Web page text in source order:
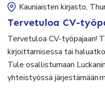
Kauniaisten kirjasto,
Tervetuloa CV-
Tervetuloa CV-työpajaan!
kirjoittamisessa tai
Tule osallistumaan
yhteistyössä järjestämään